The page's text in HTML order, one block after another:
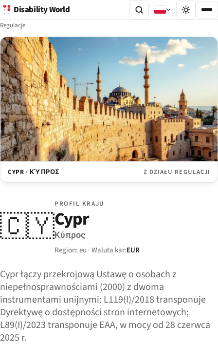
Disability World
Regulacje
CYPR · ΚΎΠΡΟΣ Z DZIAŁU REGULACJI
🇨🇾
PROFIL KRAJU
Cypr
Κύπρος
Region: eu · Waluta kar:EUR
Cypr łączy przekrojową Ustawę o osobach z
niepełnosprawnościami (2000) z dwoma
instrumentami unijnymi: L119(I)/2018 transponuje
Dyrektywę o dostępności stron internetowych;
L89(I)/2023 transponuje EAA, w mocy od 28 czerwca
2025 r.